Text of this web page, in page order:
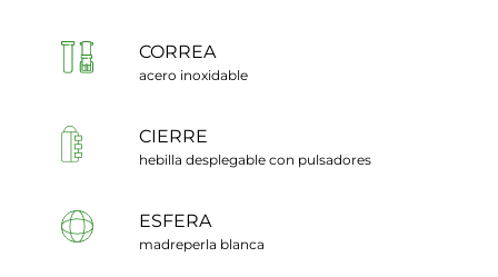
CORREA
acero inoxidable
CIERRE
hebilla desplegable con pulsadores
ESFERA
madreperla blanca